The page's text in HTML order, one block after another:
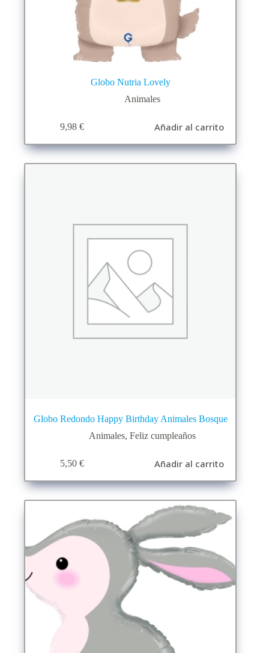
Globo Nutria Lovely
Animales
9,98 € Añadir al carrito
Globo Redondo Happy Birthday Animales Bosque
Animales,Feliz cumpleaños
5,50 € Añadir al carrito